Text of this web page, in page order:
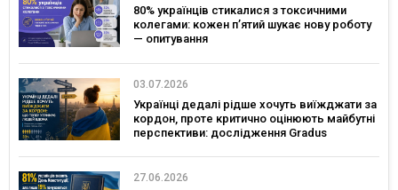
80% українців стикалися з токсичними
колегами: кожен п’ятий шукає нову роботу
— опитування
03.07.2026
Українці дедалі рідше хочуть виїжджати за
кордон, проте критично оцінюють майбутні
перспективи: дослідження Gradus
27.06.2026